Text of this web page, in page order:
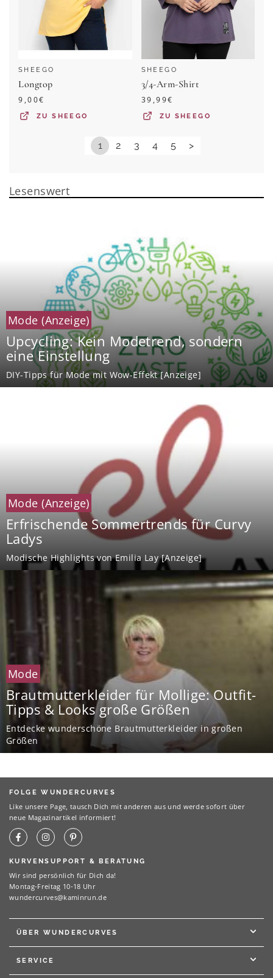
SHEEGO
Longtop
9,00€
ZUSHEEGO
SHEEGO
3/4-Arm-Shirt
39,99€
ZU SHEEGO
1 2 3 4 5 >
Lesenswert
Mode (Anzeige)
Upcycling: Kein Modetrend, sondern
eine Einstellung
DIY-Tipps für Mode mit Wow-Effekt [Anzeige]
Mode (Anzeige)
Erfrischende Sommertrends für Curvy
Ladys
Modische Highlights von Emilia Lay [Anzeige]
Mode
Brautmutterkleider für Mollige: Outfit-
Tipps & Looks große Größen
Entdecke wunderschöne Brautmutterkleider in großen
Größen
FOLGE WUNDERCURVES
Like unsere Page, tausch Dich mit anderen aus und werde sofort über
neue Magazinartikel informiert!
KURVENSUPPORT & BERATUNG
Wir sind persönlich für Dich da!
Montag-Freitag 10-18 Uhr
wundercurves@kaminrun.de
ÜBER WUNDERCURVES
SERVICE